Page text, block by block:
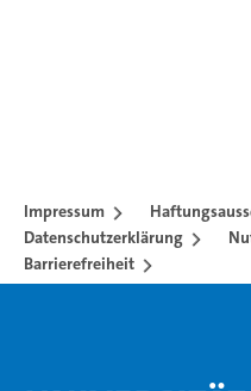
Impressum
Datenschutzerklärung
Barrierefreiheit